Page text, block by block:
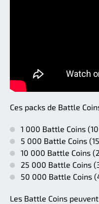
Ces packs de Battle
1 000 Battle Coins
5 000 Battle Coins
10 000 Battle Coins
25 000 Battle Coins
50 000 Battle Coins
Les Battle Coins